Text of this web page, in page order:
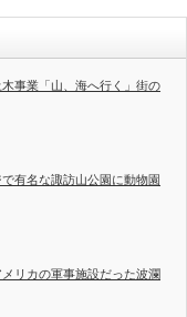
事業「山、海へ行く」街の
有名な諏訪山公園に動物園
リカの軍事施設だった波瀾